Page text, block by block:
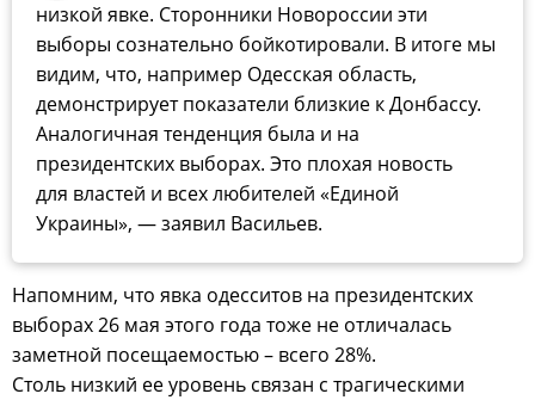
низкой явке. Сторонники Новороссии эти
выборы сознательно бойкотировали. В итоге мы
видим, что, например Одесская область,
демонстрирует показатели близкие к Донбассу.
Аналогичная тенденция была и на
президентских выборах. Это плохая новость
для властей и всех любителей «Единой
Украины», — заявил Васильев.
Напомним, что явка одесситов на президентских
выборах 26 мая этого года тоже не отличалась
заметной посещаемостью – всего 28%.
Столь низкий ее уровень связан с трагическими